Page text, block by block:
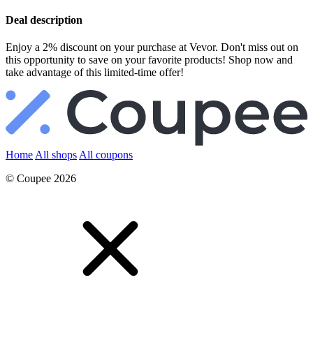
Deal description
Enjoy a 2% discount on your purchase at Vevor. Don't miss out on
this opportunity to save on your favorite products! Shop now and
take advantage of this limited-time offer!
HomeAll shopsAll coupons
© Coupee 2026